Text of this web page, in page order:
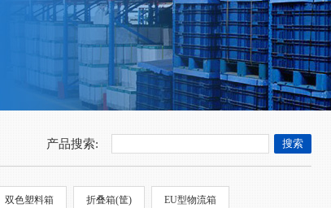
产品搜索:
双色塑料箱 折叠箱(筐) EU型物流箱